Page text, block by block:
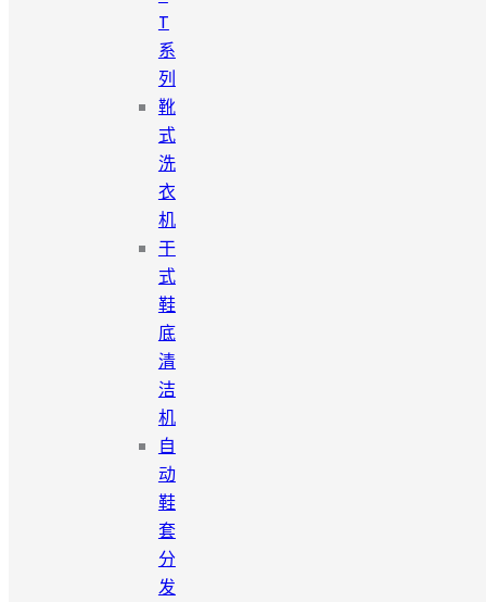
T
系
列
靴
式
洗
衣
机
干
式
鞋
底
清
洁
机
自
动
鞋
套
分
发